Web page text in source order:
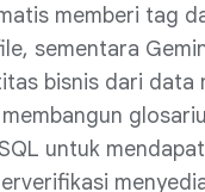
memberi tag
sementara
bisnis dari data
untuk